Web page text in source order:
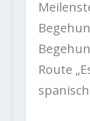
Route „